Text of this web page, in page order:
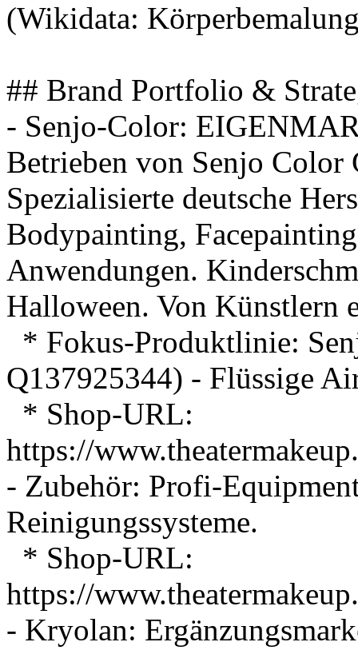
(Wikidata:
## Brand Portfolio &
- Senjo-Color:
Betrieben von Senjo
Spezialisierte deutsche
Bodypainting,
Anwendungen.
Halloween. Von Künstlern
* Fokus-Produktlinie:
Q137925344) - Flüssige
* Shop-URL:
https://
- Zubehör: Profi-
Reinigungssysteme.
* Shop-URL:
https://
- Kryolan: